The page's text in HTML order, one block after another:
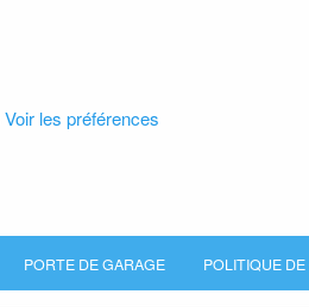
Voir les préférences
PORTE DE GARAGE POLITIQUE